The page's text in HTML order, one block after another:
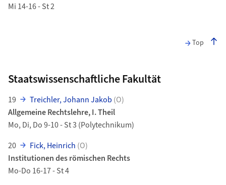
Mi 14-16 - St 2
Top
Staatswissenschaftliche Fakultät
19 Treichler, Johann Jakob (O)
Allgemeine Rechtslehre, I. Theil
Mo, Di, Do 9-10 - St 3 (Polytechnikum)
20
Fick, Heinrich (O)
Institutionen des römischen Rechts
Mo-Do 16-17 - St 4